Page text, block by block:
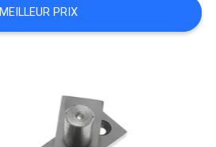
MEILLEUR PRIX